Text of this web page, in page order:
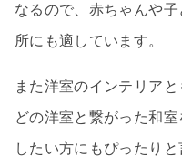
なるので、赤ちゃんや
所にも適しています。
また洋室のインテリア
どの洋室と繋がった和
したい方にもぴったりと